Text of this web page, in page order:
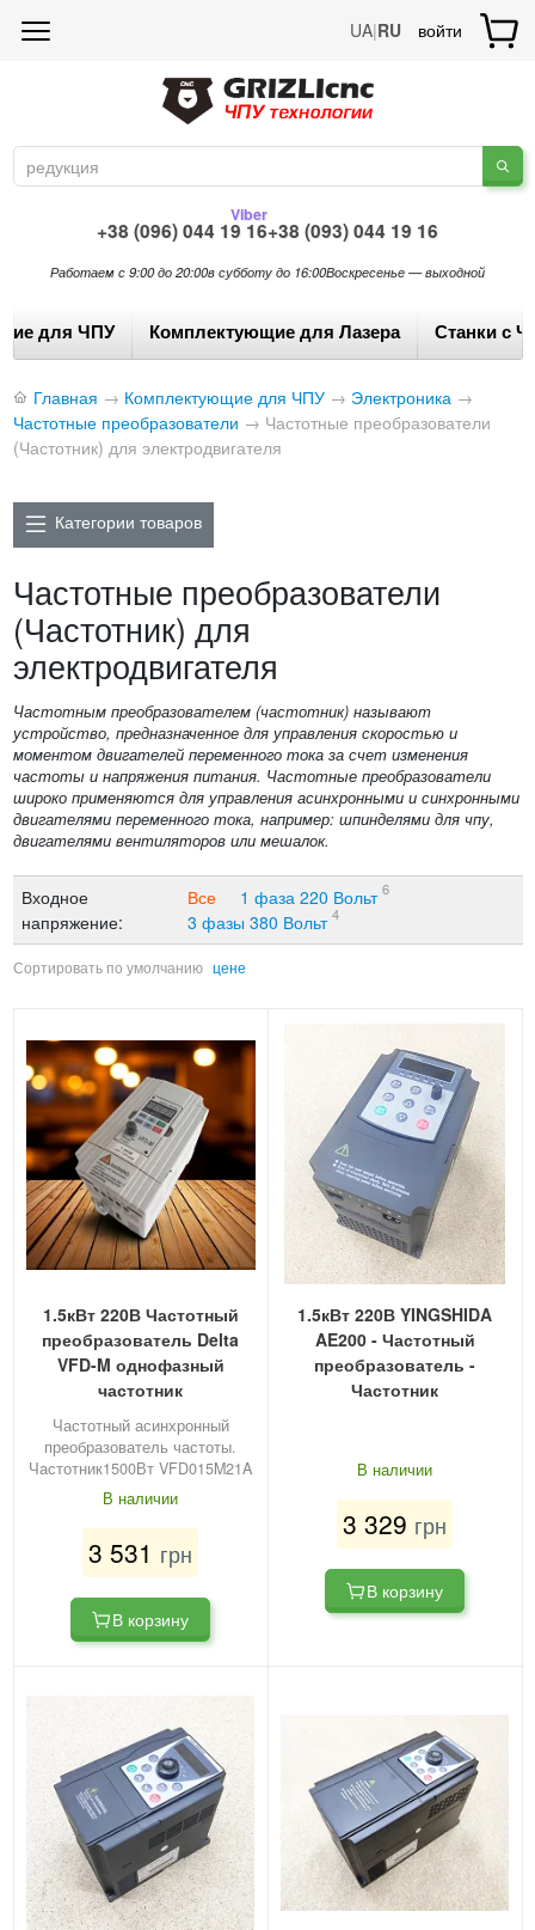
UA|RU войти
+38 (096) 044 19 16
Viber
+38 (093) 044 19 16
Работаем с 9:00 до 20:00в субботу до 16:00Воскресенье — выходной
для ЧПУ Комплектующие для Лазера Станки с
Главная → Комплектующие для ЧПУ → Электроника →
Частотные преобразователи → Частотные преобразователи
(Частотник) для электродвигателя
Категории товаров
Частотные преобразователи
(Частотник) для
электродвигателя
Частотным преобразователем (частотник) называют
устройство, предназначенное для управления скоростью и
моментом двигателей переменного тока за счет изменения
частоты и напряжения питания. Частотные преобразователи
широко применяются для управления асинхронными и синхронными
двигателями переменного тока, например: шпинделями для чпу,
двигателями вентиляторов или мешалок.
Входное
напряжение:
Все 1 фаза 220 Вольт 6
3 фазы 380 Вольт 4
Сортировать по умолчанию цене
1.5кВт 220В Частотный
преобразователь Delta
VFD-M однофазный
частотник
Частотный асинхронный
преобразователь частоты.
Частотник1500Вт VFD015M21A
В наличии
3 531 грн
В корзину
1.5кВт 220В YINGSHIDA
AE200 - Частотный
преобразователь -
Частотник
В наличии
3 329 грн
В корзину